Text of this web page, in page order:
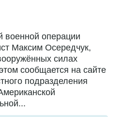
военной операции
Максим Осередчук,
силах
сообщается на сайте
подразделения